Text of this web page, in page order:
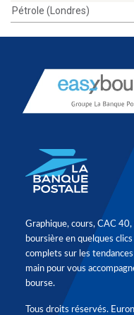
Pétrole (Londres)
Graphique, cours, CAC
boursière en quelques
complets sur les
main pour vous
bourse.
Tous droits réservés.